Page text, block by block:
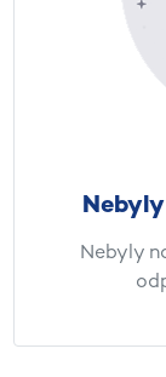
Nebyly